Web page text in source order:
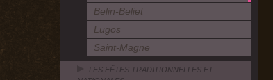
Belin-Beliet
Lugos
Saint-Magne
LES FÊTES TRADITIONNELLES ET